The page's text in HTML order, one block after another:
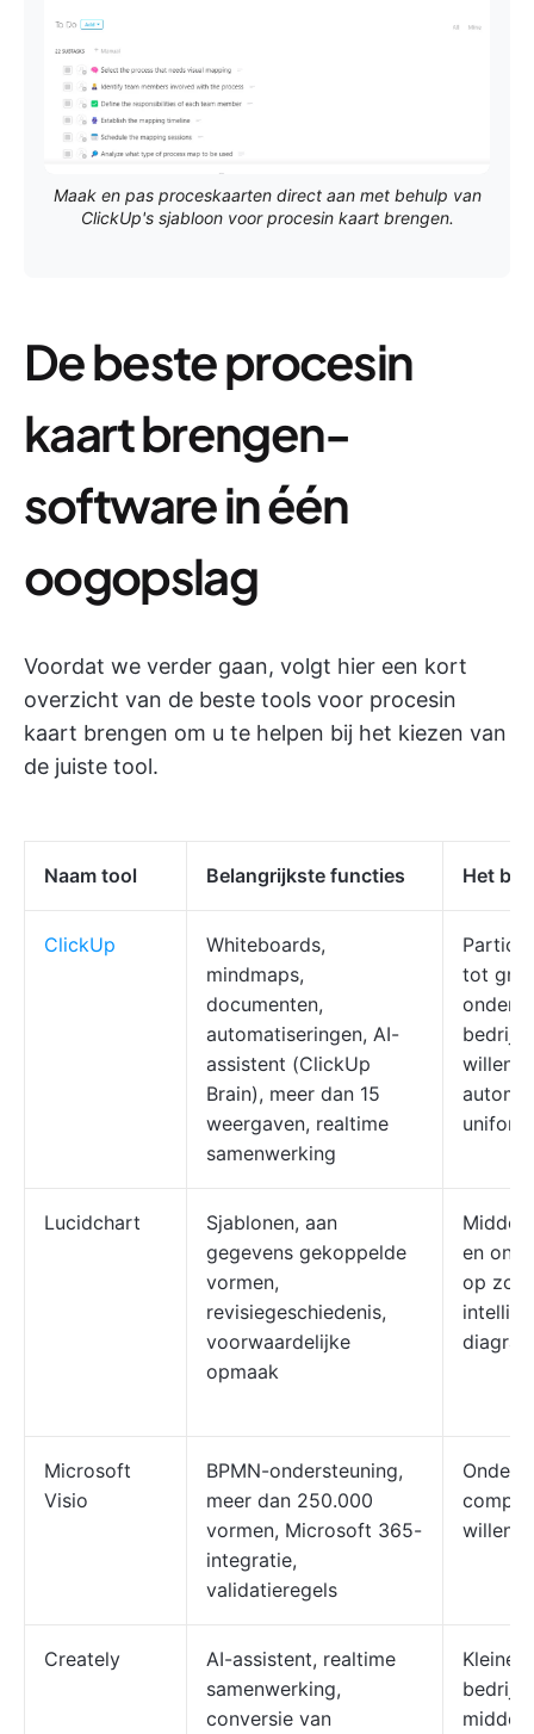
Maak en pas proceskaarten direct aan met behulp van
ClickUp's sjabloon voor procesin kaart brengen.
De beste procesin
kaart brengen-
software in één
oogopslag
Voordat we verder gaan, volgt hier een kort
overzicht van de beste tools voor procesin
kaart brengen om u te helpen bij het kiezen van
de juiste tool.
Naam tool Belangrijkste functies Het
ClickUp
Whiteboards,
mindmaps,
documenten,
automatiseringen, AI-
assistent (ClickUp
Brain), meer dan 15
weergaven, realtime
samenwerking
tot
willen
Lucidchart
Sjablonen, aan
gegevens gekoppelde
vormen,
revisiegeschiedenis,
voorwaardelijke
opmaak
en
op
Microsoft
Visio
BPMN-ondersteuning,
meer dan 250.000
vormen, Microsoft 365-
integratie,
validatieregels
willen
Creately
AI-assistent, realtime
samenwerking,
conversie van
Kleine